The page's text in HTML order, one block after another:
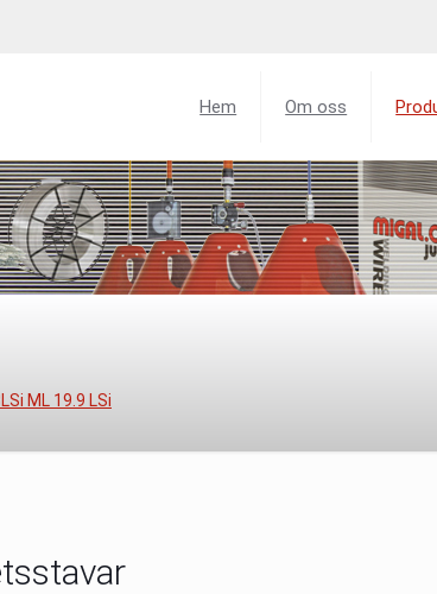
Hem Om oss
ML 19.9 LSi